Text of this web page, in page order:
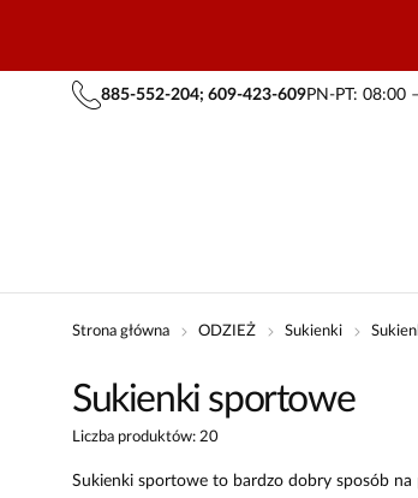
885-552-204; 609-423-609PN-PT: 08:00
Strona główna ODZIEŻ Sukienki
Sukienki sportowe
Liczba produktów: 20
Sukienki sportowe to bardzo dobry sposób na